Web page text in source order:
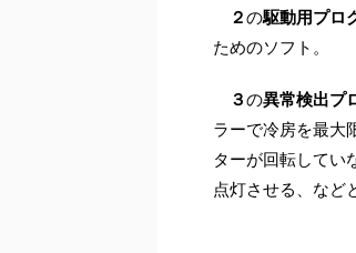
２の駆動用プロ
ためのソフト。
３の異常検出プ
ラーで冷房を最大
ターが回転してい
点灯させる、など